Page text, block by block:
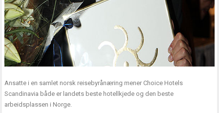
Ansatte i en samlet norsk reisebyrånæring mener Choice Hotels
Scandinavia både er landets beste hotellkjede og den beste
arbeidsplassen i Norge.